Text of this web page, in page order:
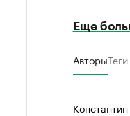
Еще
АвторыТеги